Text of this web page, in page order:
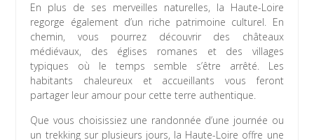
En plus de ses merveilles naturelles, la Haute-Loire
regorge également d’un riche patrimoine culturel. En
chemin, vous pourrez découvrir des châteaux
médiévaux, des églises romanes et des villages
typiques où le temps semble s’être arrêté. Les
habitants chaleureux et accueillants vous feront
partager leur amour pour cette terre authentique.
Que vous choisissiez une randonnée d’une journée ou
un trekking sur plusieurs jours, la Haute-Loire offre une